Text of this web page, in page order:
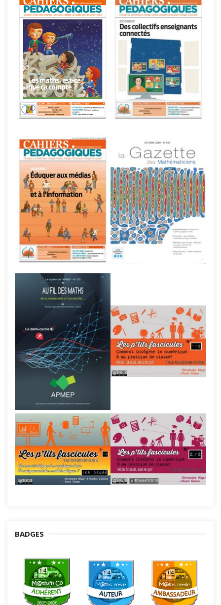
BADGES